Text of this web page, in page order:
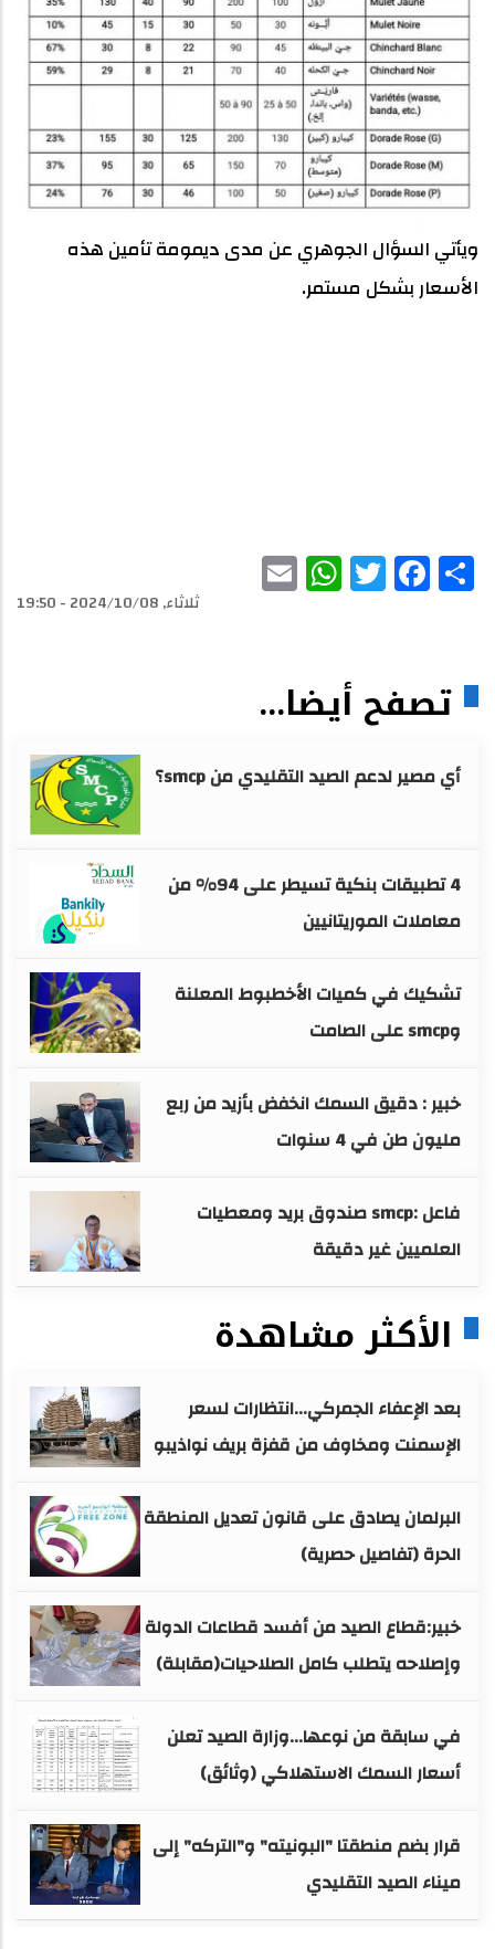
ويأتي السؤال الجوهري عن مدى ديمومة تأمين هذه
الأسعار بشكل مستمر.
Share
Facebook
Twitter
WhatsApp
ثلاثاء, 2024/10/08 - 19:50
تصفح أيضا...
أي مصير لدعم الصيد التقليدي من smcp؟
4 تطبيقات بنكية تسيطر على 94% من
معاملات الموريتانيين
تشكيك في كميات الأخطبوط المعلنة
وsmcp على الصامت
خبير : دقيق السمك انخفض بأزيد من ربع
مليون طن في 4 سنوات
فاعل :smcp صندوق بريد ومعطيات
العلميين غير دقيقة
الأكثر مشاهدة
بعد الإعفاء الجمركي...انتظارات لسعر
الإسمنت ومخاوف من قفزة بريف نواذيبو
البرلمان يصادق على قانون تعديل المنطقة
الحرة (تفاصيل حصرية)
خبير:قطاع الصيد من أفسد قطاعات الدولة
وإصلاحه يتطلب كامل الصلاحيات(مقابلة)
في سابقة من نوعها...وزارة الصيد تعلن
أسعار السمك الاستهلاكي (وثائق)
قرار بضم منطقتا "البونيته" و"التركه" إلى
ميناء الصيد التقليدي